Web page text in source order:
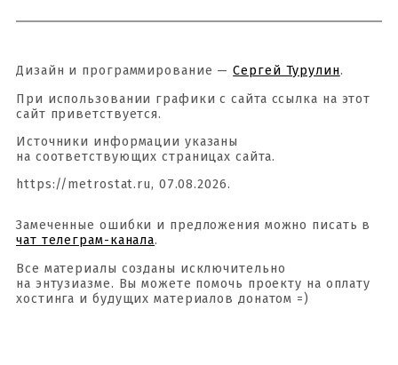
Дизайн и программирование —Сергей Турулин.
При использовании графики с сайта ссылка на этот
сайт приветствуется.
Источники информации указаны
на соответствующих страницах сайта.
https://metrostat.ru, 07.08.2026.
Замеченные ошибки и предложения можно писать в
чат телеграм-канала.
Все материалы созданы исключительно
на энтузиазме. Вы можете помочь проекту на оплату
хостинга и будущих материалов донатом =)